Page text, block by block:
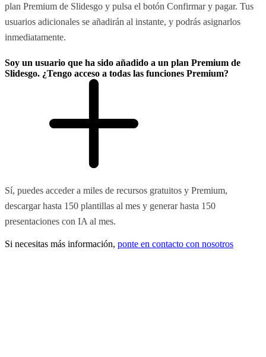
plan Premium de Slidesgo y pulsa el botón Confirmar y pagar. Tus
usuarios adicionales se añadirán al instante, y podrás asignarlos
inmediatamente.
Soy un usuario que ha sido añadido a un plan Premium de
Slidesgo. ¿Tengo acceso a todas las funciones Premium?
Sí, puedes acceder a miles de recursos gratuitos y Premium,
descargar hasta 150 plantillas al mes y generar hasta 150
presentaciones con IA al mes.
Si necesitas más información, ponte en contacto con nosotros